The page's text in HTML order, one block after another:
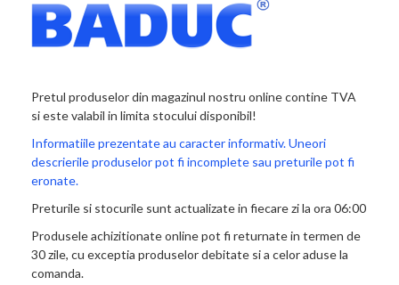
Pretul produselor din magazinul nostru online contine TVA
si este valabil in limita stocului disponibil!
Informatiile prezentate au caracter informativ. Uneori
descrierile produselor pot fi incomplete sau preturile pot fi
eronate.
Preturile si stocurile sunt actualizate in fiecare zi la ora 06:00
Produsele achizitionate online pot fi returnate in termen de
30 zile, cu exceptia produselor debitate si a celor aduse la
comanda.